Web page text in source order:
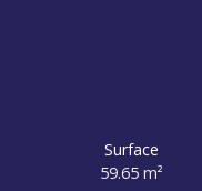
Surface
59.65 m²